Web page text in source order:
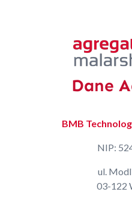
Dane
BMB
NIP:
ul.
03-122